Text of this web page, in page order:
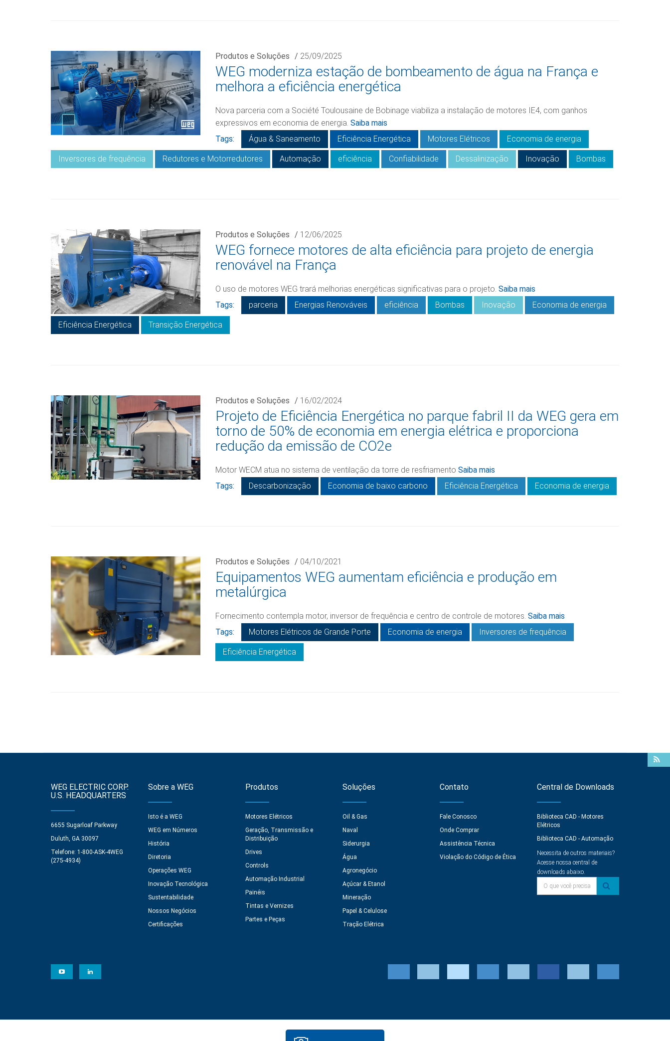
Produtos e Soluções / 25/09/2025
WEG moderniza estação de bombeamento de água na França e
melhora a eficiência energética
Nova parceria com a Société Toulousaine de Bobinage viabiliza a instalação de motores IE4, com ganhos
expressivos em economia de energia. Saiba mais
Tags:
Água & Saneamento Eficiência Energética Motores Elétricos Economia de energia
Inversores de frequência Redutores e Motorredutores Automação eficiência Confiabilidade Dessalinização Inovação Bombas
Produtos e Soluções / 12/06/2025
WEG fornece motores de alta eficiência para projeto de energia
renovável na França
O uso de motores WEG trará melhorias energéticas significativas para o projeto. Saiba mais
Tags:
parceria Energias Renováveis eficiência Bombas Inovação Economia de energia
Eficiência Energética Transição Energética
Produtos e Soluções / 16/02/2024
Projeto de Eficiência Energética no parque fabril II da WEG gera em
torno de 50% de economia em energia elétrica e proporciona
redução da emissão de CO2e
Motor WECM atua no sistema de ventilação da torre de resfriamento Saiba mais
Tags:
Descarbonização Economia de baixo carbono Eficiência Energética Economia de energia
Produtos e Soluções / 04/10/2021
Equipamentos WEG aumentam eficiência e produção em
metalúrgica
Fornecimento contempla motor, inversor de frequência e centro de controle de motores. Saiba mais
Tags:
Motores Elétricos de Grande Porte Economia de energia Inversores de frequência
Eficiência Energética
WEG ELECTRIC CORP.
U.S. HEADQUARTERS
6655 Sugarloaf Parkway
Duluth, GA 30097
Telefone: 1-800-ASK-4WEG
(275-4934)
Sobre a WEG
Isto é a WEG
WEG em Números
História
Diretoria
Operações WEG
Inovação Tecnológica
Sustentabilidade
Nossos Negócios
Certificações
Produtos
Motores Elétricos
Geração, Transmissão e
Distribuição
Drives
Controls
Automação Industrial
Painéis
Tintas e Vernizes
Partes e Peças
Soluções
Oil & Gas
Naval
Siderurgia
Água
Agronegócio
Açúcar & Etanol
Mineração
Papel & Celulose
Tração Elétrica
Contato
Fale Conosco
Onde Comprar
Assistência Técnica
Violação do Código de Ética
Central de Downloads
Biblioteca CAD - Motores
Elétricos
Biblioteca CAD - Automação
Necessita de outros materiais?
Acesse nossa central de
downloads abaixo.